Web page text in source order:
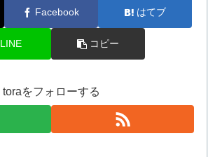
Facebook はてブ
LINE コピー
toraをフォローする